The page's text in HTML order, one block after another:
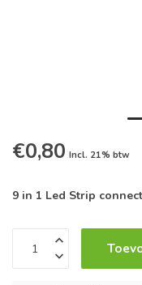
€0,80 Incl. 21% btw
9 in 1 Led Strip